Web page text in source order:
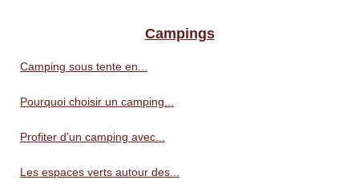
Campings
Camping sous tente en...
Pourquoi choisir un camping...
Profiter d'un camping avec...
Les espaces verts autour des...